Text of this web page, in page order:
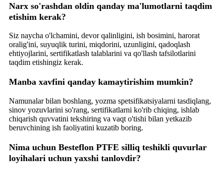
Narx so'rashdan oldin qanday ma'lumotlarni taqdim
etishim kerak?
Siz naycha o'lchamini, devor qalinligini, ish bosimini, harorat
oralig'ini, suyuqlik turini, miqdorini, uzunligini, qadoqlash
ehtiyojlarini, sertifikatlash talablarini va qo'llash tafsilotlarini
taqdim etishingiz kerak.
Manba xavfini qanday kamaytirishim mumkin?
Namunalar bilan boshlang, yozma spetsifikatsiyalarni tasdiqlang,
sinov yozuvlarini so'rang, sertifikatlarni ko'rib chiqing, ishlab
chiqarish quvvatini tekshiring va vaqt o'tishi bilan yetkazib
beruvchining ish faoliyatini kuzatib boring.
Nima uchun Besteflon PTFE silliq teshikli quvurlar
loyihalari uchun yaxshi tanlovdir?